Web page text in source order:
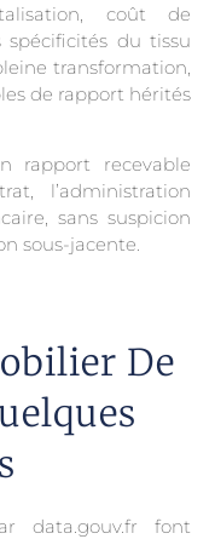
coût de
du tissu
transformation,
de rapport hérités
rapport recevable
l’administration
sans suspicion
sous-jacente.
De
data.gouv.fr font